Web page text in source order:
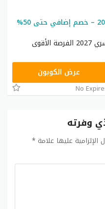
كود تخفيض الركن السويسري 2027 – خصم إضافي حتى 50%
يقدم لك كود تخفيض الركن السويسري 2027 الفرصة الأقوى
عرض الكوبون
No
وفرته
الإلزامية عليها علامة *